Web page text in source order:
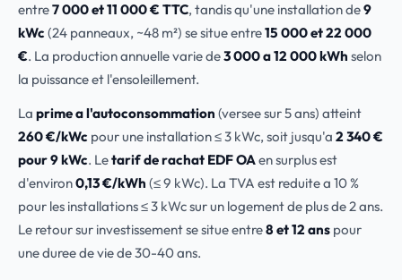
entre7 000 et 11 000 € TTC, tandis qu'une installation de9
kWc (24 panneaux, ~48 m²) se situe entre15 000 et 22 000
€. La production annuelle varie de3 000 a 12 000 kWh selon
la puissance et l'ensoleillement.
La prime a l'autoconsommation (versee sur 5 ans) atteint
260 €/kWc pour une installation ≤ 3 kWc, soit jusqu'a 2 340 €
pour 9 kWc. Letarif de rachat EDF OAen surplus est
d'environ0,13 €/kWh (≤ 9 kWc). La TVA est reduite a 10 %
pour les installations ≤ 3 kWc sur un logement de plus de 2 ans.
Le retour sur investissement se situe entre8 et 12 ans pour
une duree de vie de 30-40 ans.